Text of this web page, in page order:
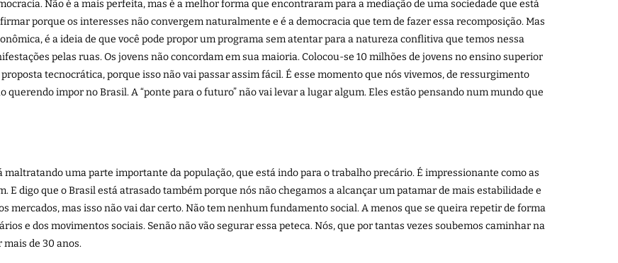
Não é a mais perfeita, mas é a melhor forma que encontraram para a mediação de uma sociedade que está
porque os interesses não convergem naturalmente e é a democracia que tem de fazer essa recomposição. Mas
é a ideia de que você pode propor um programa sem atentar para a natureza conflitiva que temos nessa
pelas ruas. Os jovens não concordam em sua maioria. Colocou-se 10 milhões de jovens no ensino superior
tecnocrática, porque isso não vai passar assim fácil. É esse momento que nós vivemos, de ressurgimento
impor no Brasil. A “ponte para o futuro” não vai levar a lugar algum. Eles estão pensando num mundo que
maltratando uma parte importante da população, que está indo para o trabalho precário. É impressionante como as
E digo que o Brasil está atrasado também porque nós não chegamos a alcançar um patamar de mais estabilidade e
mercados, mas isso não vai dar certo. Não tem nenhum fundamento social. A menos que se queira repetir de forma
e dos movimentos sociais. Senão não vão segurar essa peteca. Nós, que por tantas vezes soubemos caminhar na
de 30 anos.